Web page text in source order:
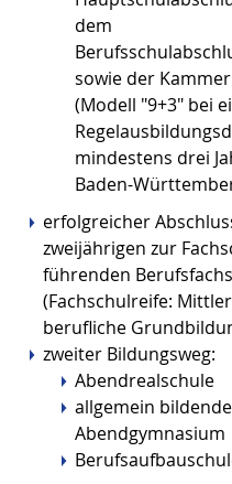
dem
sowie der
(Modell "9+3" bei
mindestens drei
Baden-
erfolgreicher
zweijährigen zur
führenden
(Fachschulreife:
berufliche
zweiter Bildungsweg:
Abendrealschule
allgemein
Abendgymnasium